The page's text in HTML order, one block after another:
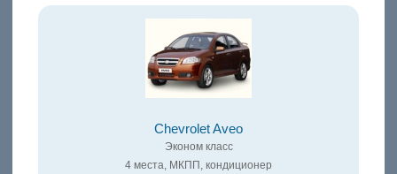
Chevrolet Aveo
Эконом класс
4 места, МКПП, кондиционер